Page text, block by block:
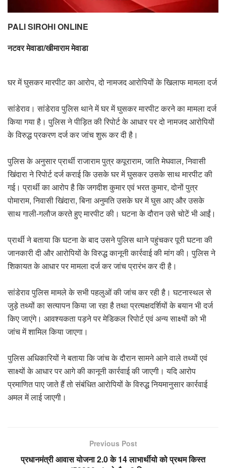
PALI SIROHI ONLINE
नटवर मेवाडा/खीमाराम मेवाडा
घर में घुसकर मारपीट का आरोप, दो नामजद आरोपियों के खिलाफ मामला दर्ज
सांडेराव। सांडेराव पुलिस थाने में घर में घुसकर मारपीट करने का मामला दर्ज
किया गया है। पुलिस ने पीड़ित की रिपोर्ट के आधार पर दो नामजद आरोपियों
के विरुद्ध प्रकरण दर्ज कर जांच शुरू कर दी है।
पुलिस के अनुसार प्रार्थी राजाराम पुत्र कपूराराम, जाति मेघवाल, निवासी
खिंदारा ने रिपोर्ट दर्ज कराई कि उसके घर में घुसकर उसके साथ मारपीट की
गई। प्रार्थी का आरोप है कि जगदीश कुमार एवं भरत कुमार, दोनों पुत्र
पोमाराम, निवासी खिंदारा, बिना अनुमति उसके घर में घुस आए और उसके
साथ गाली-गलौज करते हुए मारपीट की। घटना के दौरान उसे चोटें भी आईं।
प्रार्थी ने बताया कि घटना के बाद उसने पुलिस थाने पहुंचकर पूरी घटना की
जानकारी दी और आरोपियों के विरुद्ध कानूनी कार्रवाई की मांग की। पुलिस ने
शिकायत के आधार पर मामला दर्ज कर जांच प्रारंभ कर दी है।
सांडेराव पुलिस मामले के सभी पहलुओं की जांच कर रही है। घटनास्थल से
जुड़े तथ्यों का सत्यापन किया जा रहा है तथा प्रत्यक्षदर्शियों के बयान भी दर्ज
किए जाएंगे। आवश्यकता पड़ने पर मेडिकल रिपोर्ट एवं अन्य साक्ष्यों को भी
जांच में शामिल किया जाएगा।
पुलिस अधिकारियों ने बताया कि जांच के दौरान सामने आने वाले तथ्यों एवं
साक्ष्यों के आधार पर आगे की कानूनी कार्रवाई की जाएगी। यदि आरोप
प्रमाणित पाए जाते हैं तो संबंधित आरोपियों के विरुद्ध नियमानुसार कार्रवाई
अमल में लाई जाएगी।
Previous Post
प्रधानमंत्री आवास योजना 2.0 के 14 लाभार्थीयो को प्रथम किस्त